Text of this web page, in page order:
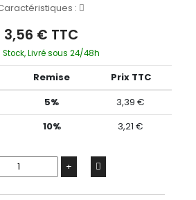
:
3,56 € TTC
Stock, Livré sous 24/48h
Remise
Prix TTC
5%
3,39 €
10% 3,21 €
+